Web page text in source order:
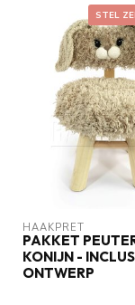
STEL
HAAKPRET
PAKKET
KONIJN -
ONTWERP